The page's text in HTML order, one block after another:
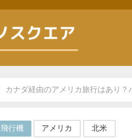
カナダ経由のアメリカ旅行はあり
飛行機 アメリカ 北米